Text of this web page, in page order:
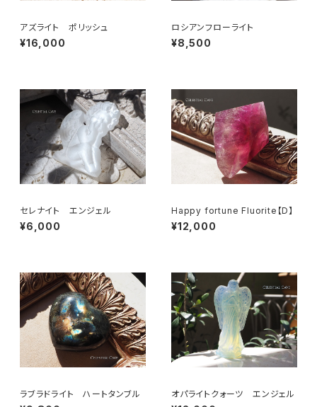
アズライト ポリッシュ
¥16,000
ロシアンフローライト
¥8,500
セレナイト エンジェル
¥6,000
Happy fortune Fluorite【D】
¥12,000
ラブラドライト ハートタンブル オパライトクォーツ エンジェル